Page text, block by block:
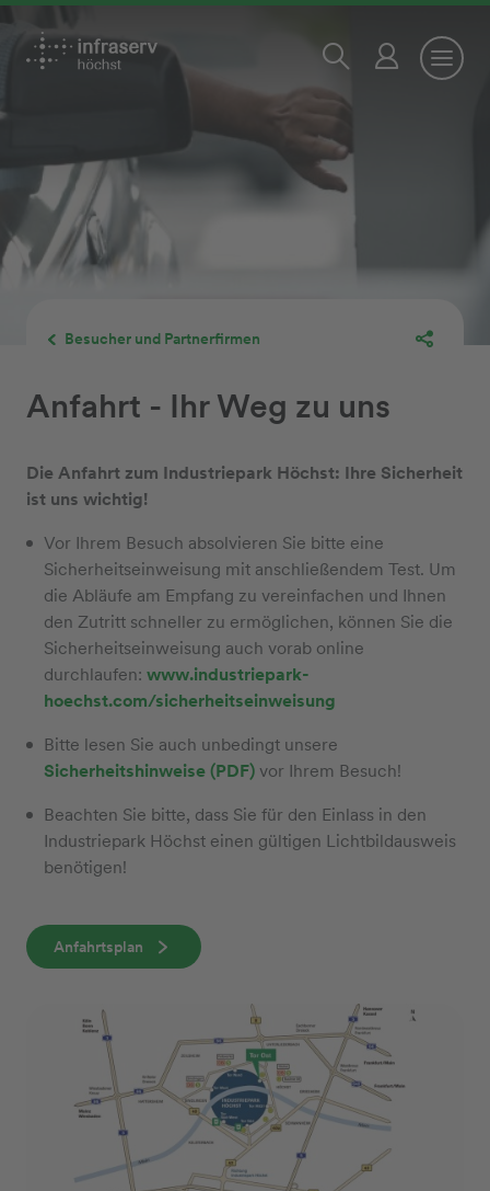
Besucher und Partnerfirmen
Anfahrt - Ihr Weg zu uns
Die Anfahrt zum Industriepark Höchst: Ihre Sicherheit
ist uns wichtig!
Vor Ihrem Besuch absolvieren Sie bitte eine
Sicherheitseinweisung mit anschließendem Test. Um
die Abläufe am Empfang zu vereinfachen und Ihnen
den Zutritt schneller zu ermöglichen, können Sie die
Sicherheitseinweisung auch vorab online
durchlaufen: www.industriepark-
hoechst.com/sicherheitseinweisung
Bitte lesen Sie auch unbedingt unsere
Sicherheitshinweise (PDF) vor Ihrem Besuch!
Beachten Sie bitte, dass Sie für den Einlass in den
Industriepark Höchst einen gültigen Lichtbildausweis
benötigen!
Anfahrtsplan